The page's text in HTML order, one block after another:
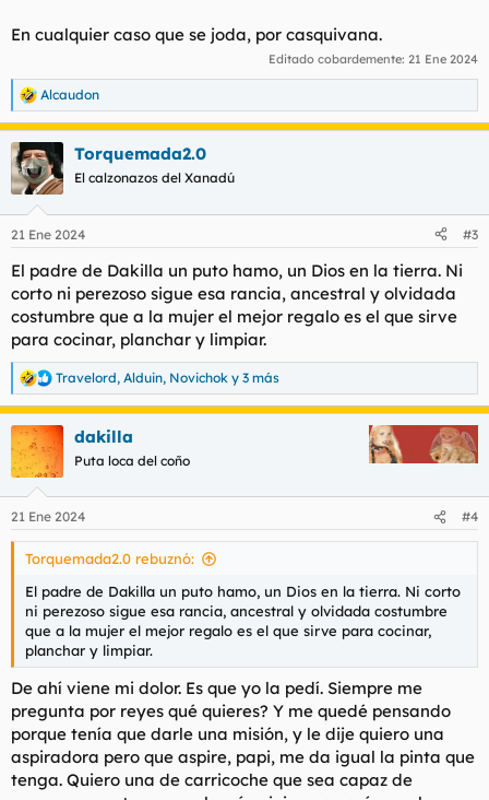
En cualquier caso que se joda, por casquivana.
Editado cobardemente: 21 Ene 2024
R
e
a
c
c
i
e
:
Alcaudon
Torquemada2.0
El calzonazos del Xanadú
21 Ene 2024 #3
El padre de Dakilla un puto hamo, un Dios en la tierra. Ni
corto ni perezoso sigue esa rancia, ancestral y olvidada
costumbre que a la mujer el mejor regalo es el que sirve
para cocinar, planchar y limpiar.
R
e
a
c
c
i
e
s
Travelord, Alduin, Novichok y 3 más
dakilla
Puta loca del coño
21 Ene 2024 #4
Torquemada2.0 rebuznó:
El padre de Dakilla un puto hamo, un Dios en la tierra. Ni corto
ni perezoso sigue esa rancia, ancestral y olvidada costumbre
que a la mujer el mejor regalo es el que sirve para cocinar,
planchar y limpiar.
De ahí viene mi dolor. Es que yo la pedí. Siempre me
pregunta por reyes qué quieres? Y me quedé pensando
porque tenía que darle una misión, y le dije quiero una
aspiradora pero que aspire, papi, me da igual la pinta que
tenga. Quiero una de carricoche que sea capaz de